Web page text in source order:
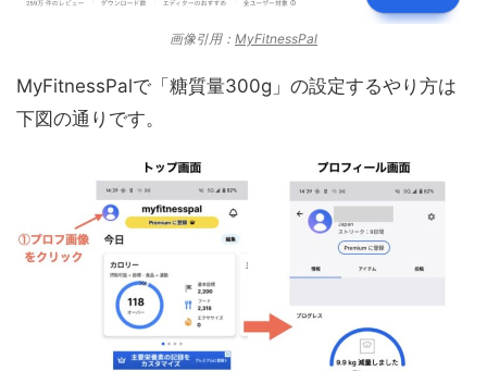
画像引用： MyFitnessPal
MyFitnessPalで「糖質量300g」の設定するやり方は
下図の通りです。